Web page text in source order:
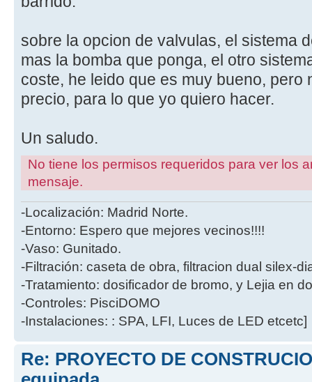
sobre la opcion de valvulas, el sistema
mas la bomba que ponga, el otro
coste, he leido que es muy bueno, pero
precio, para lo que yo quiero hacer.
Un saludo.
No tiene los permisos requeridos para ver los
mensaje.
-Localización: Madrid Norte.
-Entorno: Espero que mejores vecinos!!!!
-Vaso: Gunitado.
-Filtración: caseta de obra, filtracion dual silex-
-Tratamiento: dosificador de bromo, y Lejia en
-Controles: PisciDOMO
-Instalaciones: : SPA, LFI, Luces de LED etcetc]
Re: PROYECTO DE